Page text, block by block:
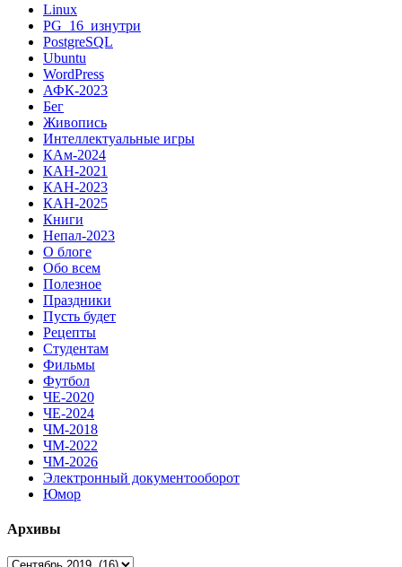
Linux
PG_16_изнутри
PostgreSQL
Ubuntu
WordPress
АФК-2023
Бег
Живопись
Интеллектуальные игры
КАм-2024
КАН-2021
КАН-2023
КАН-2025
Книги
Непал-2023
О блоге
Обо всем
Полезное
Праздники
Пусть будет
Рецепты
Студентам
Фильмы
Футбол
ЧЕ-2020
ЧЕ-2024
ЧМ-2018
ЧМ-2022
ЧМ-2026
Электронный документооборот
Юмор
Архивы
Архивы